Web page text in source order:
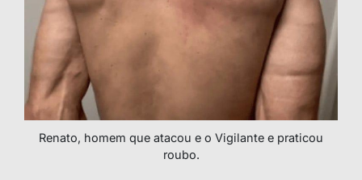
Renato, homem que atacou e o Vigilante e praticou
roubo.